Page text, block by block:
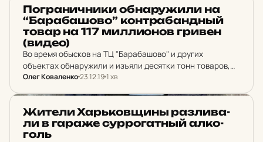
НОВИНИ ХАРКОВА
Пог­ра­нич­ни­ки об­на­ру­жи­ли на
“Ба­ра­ба­шо­во” кон­тра­бандный
товар на 117 мил­ли­о­нов гривен
(видео)
Во время обысков на ТЦ "Барабашово" и других
объектах обнаружили и изъяли десятки тонн товаров,
«черную» бухгалтерию, немалые суммы в гривнах и
Олег Коваленко23.12.191 хв
Жители Харь­ков­щины раз­ли­ва­
ли в гараже сур­ро­гатный ал­ко­
голь